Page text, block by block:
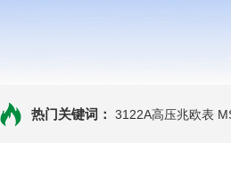
热门关键词： 3122A高压兆欧表